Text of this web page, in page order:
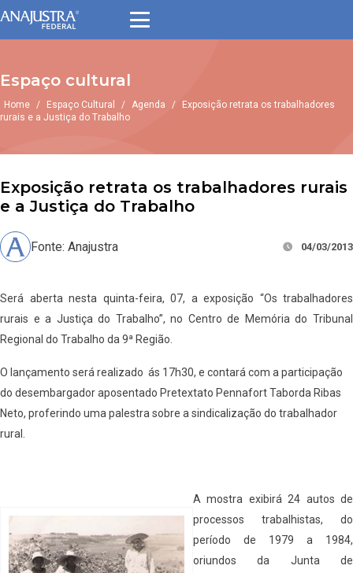
Espaço cultural
Home / Espaço Cultural / Agenda /
Exposição retrata os trabalhadores
rurais e a Justiça do Trabalho
Exposição retrata os trabalhadores rurais
e a Justiça do Trabalho
Fonte: Anajustra 04/03/2013
Será aberta nesta quinta-feira, 07, a exposição “Os trabalhadores
rurais e a Justiça do Trabalho”, no Centro de Memória do Tribunal
Regional do Trabalho da 9ª Região.
O lançamento será realizado ás 17h30, e contará com a participação
do desembargador aposentado Pretextato Pennafort Taborda Ribas
Neto, proferindo uma palestra sobre a sindicalização do trabalhador
rural.
A mostra exibirá 24 autos de
processos trabalhistas, do
período de 1979 a 1984,
oriundos da Junta de